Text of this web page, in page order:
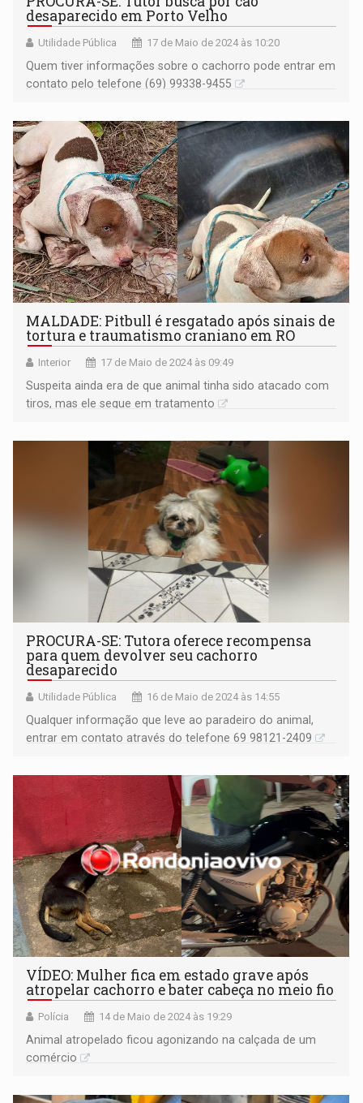
desaparecido em Porto Velho
Utilidade Pública 17 de Maio de 2024 às 10:20
Quem tiver informações sobre o cachorro pode entrar em
contato pelo telefone (69) 99338-9455
MALDADE: Pitbull é resgatado após sinais de
tortura e traumatismo craniano em RO
Interior 17 de Maio de 2024 às 09:49
Suspeita ainda era de que animal tinha sido atacado com
tiros, mas ele segue em tratamento
PROCURA-SE: Tutora oferece recompensa
para quem devolver seu cachorro
desaparecido
Utilidade Pública 16 de Maio de 2024 às 14:55
Qualquer informação que leve ao paradeiro do animal,
entrar em contato através do telefone 69 98121-2409
VÍDEO: Mulher fica em estado grave após
atropelar cachorro e bater cabeça no meio fio
Polícia 14 de Maio de 2024 às 19:29
Animal atropelado ficou agonizando na calçada de um
comércio